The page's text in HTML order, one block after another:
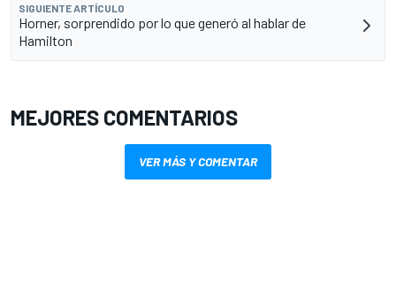
SIGUIENTE ARTÍCULO
Horner, sorprendido por lo que generó al hablar de
Hamilton
MEJORES COMENTARIOS
VER MÁS Y COMENTAR